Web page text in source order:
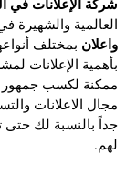
العالمية والشهيرة في
واعلانبمختلف أنواعها
بأهمية الإعلانات
ممكنة لكسب جمهور
مجال الاعلانات
جداً بالنسبة لك حتى
لهم.